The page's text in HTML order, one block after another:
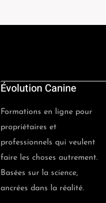
Évolution Canine
Formations en ligne pour
propriétaires et
professionnels qui veulent
faire les choses autrement.
Basées sur la science,
ancrées dans la réalité.